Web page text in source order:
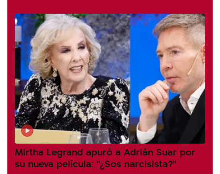
Mirtha Legrand apuró a Adrián Suar por
su nueva película: "¿Sos narcisista?"